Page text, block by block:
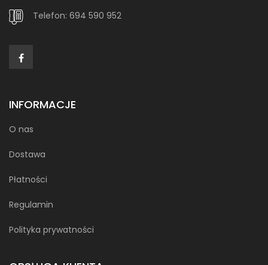
Telefon: 694 590 952
INFORMACJE
O nas
Dostawa
Płatności
Regulamin
Polityka prywatności